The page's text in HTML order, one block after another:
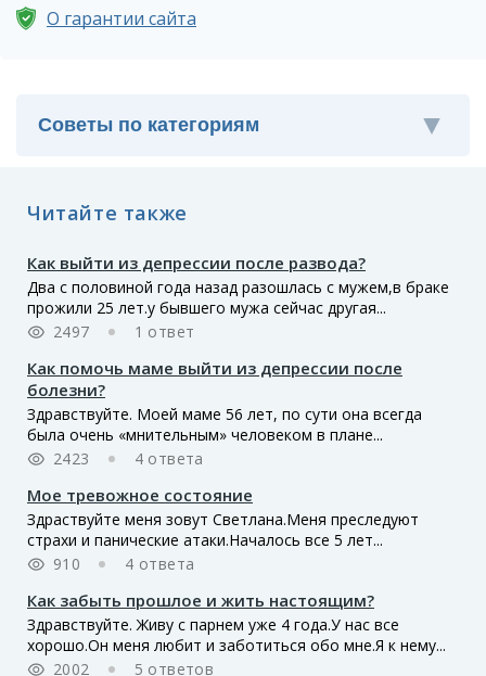
О гарантии сайта
Читайте также
Как выйти из депрессии после развода?
Два с половиной года назад разошлась с мужем,в браке
прожили 25 лет.у бывшего мужа сейчас другая...
2497
1 ответ
Как помочь маме выйти из депрессии после
болезни?
Здравствуйте. Моей маме 56 лет, по сути она всегда
была очень «мнительным» человеком в плане...
2423
4 ответа
Мое тревожное состояние
Здраствуйте меня зовут Светлана.Меня преследуют
страхи и панические атаки.Началось все 5 лет...
910
4 ответа
Как забыть прошлое и жить настоящим?
Здравствуйте. Живу с парнем уже 4 года.У нас все
хорошо.Он меня любит и заботиться обо мне.Я к нему...
2002
5 ответов